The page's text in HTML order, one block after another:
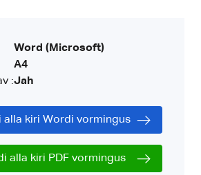
:
Word (Microsoft)
A4
Jah
alla kiri Wordi vormingus
alla kiri PDF vormingus